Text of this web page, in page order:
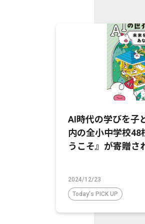
AI時代の学びを
内の全小中学校48
うこそ』が寄贈さ
2024/12/23
Today's PICK UP